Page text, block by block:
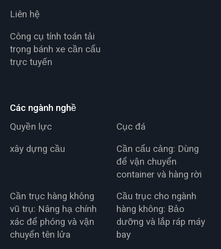
Liên hệ
Công cụ tính toán tải
trọng bánh xe cần cẩu
trực tuyến
Các ngành nghề
Quyền lực
Cục đá
xây dựng cầu
Cần cẩu cảng: Dùng
để vận chuyển
container và hàng rời
Cần trục hàng không
vũ trụ: Nâng hạ chính
xác để phóng và vận
chuyển tên lửa
Cầu trục cho ngành
hàng không: Bảo
dưỡng và lắp ráp máy
bay